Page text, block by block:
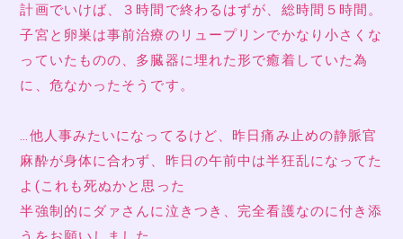
計画でいけば、３時間で終わるはずが、総時間５時間。
子宮と卵巣は事前治療のリュープリンでかなり小さくな
っていたものの、多臓器に埋れた形で癒着していた為
に、危なかったそうです。
…他人事みたいになってるけど、昨日痛み止めの静脈官
麻酔が身体に合わず、昨日の午前中は半狂乱になってた
よ(これも死ぬかと思った
半強制的にダァさんに泣きつき、完全看護なのに付き添